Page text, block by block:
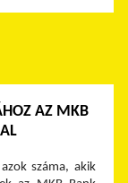
AZ MKB
száma, akik